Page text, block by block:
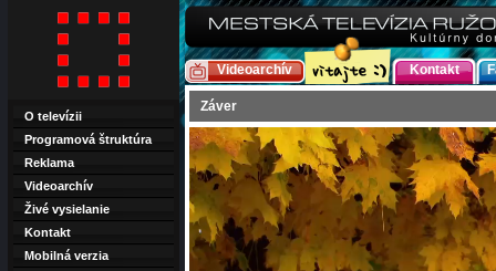
Videoarchív Kontakt
Záver
O televízii
Programová štruktúra
Reklama
Videoarchív
Živé vysielanie
Kontakt
Mobilná verzia